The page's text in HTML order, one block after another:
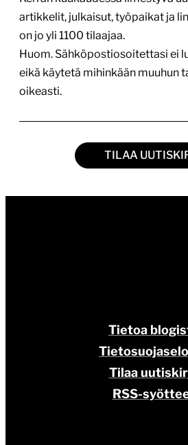
artikkelit, julkaisut, työpaikat ja
on jo yli 1100 tilaajaa.
Huom. Sähköpostiosoitettasi ei
eikä käytetä mihinkään muuhun
oikeasti.
TILAA
Tietoa
Tilaa
RSS-